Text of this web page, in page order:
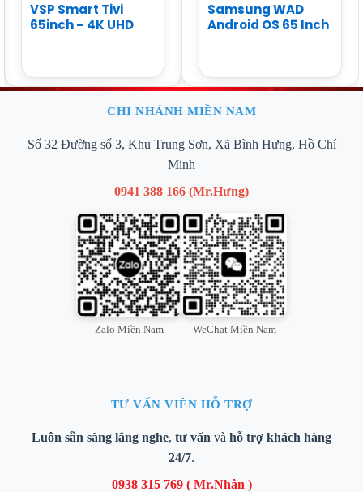
VSP Smart Tivi
65inch – 4K UHD
Samsung WAD
Android OS 65 Inch
CHI NHÁNH MIỀN NAM
Số 32 Đường số 3, Khu Trung Sơn, Xã Bình Hưng, Hồ Chí
Minh
0941 388 166 (Mr.Hưng)
Zalo Miền Nam WeChat Miền Nam
TƯ VẤN VIÊN HỖ TRỢ
Luôn sẵn sàng lắng nghe, tư vấn và hỗ trợ khách hàng
24/7.
0938 315 769 ( Mr.Nhân )